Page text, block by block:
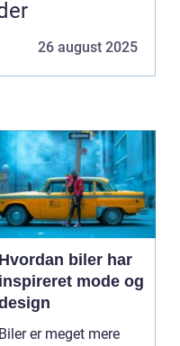
26 august 2025
Hvordan biler har
inspireret mode og
Biler er meget mere